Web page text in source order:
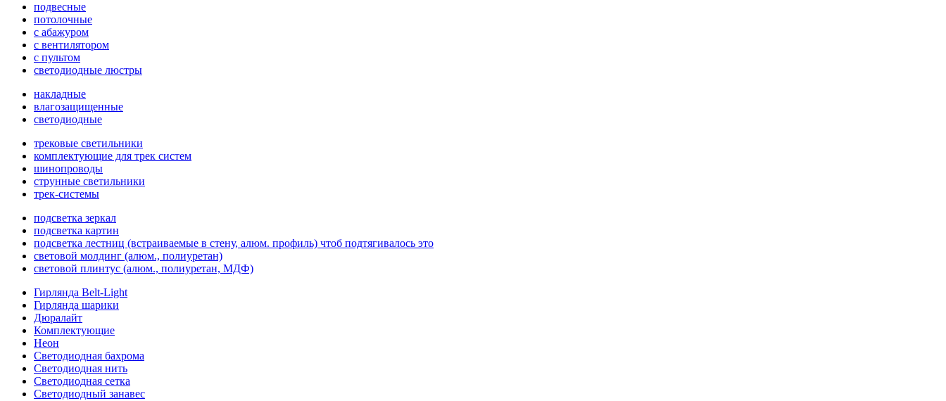
подвесные
потолочные
с абажуром
с вентилятором
с пультом
светодиодные люстры
накладные
влагозащищенные
светодиодные
трековые светильники
комплектующие для трек систем
шинопроводы
струнные светильники
трек-системы
подсветка зеркал
подсветка картин
подсветка лестниц (встраиваемые в стену, алюм. профиль) чтоб подтягивалось это
световой молдинг (алюм., полиуретан)
световой плинтус (алюм., полиуретан, МДФ)
Гирлянда Belt-Light
Гирлянда шарики
Дюралайт
Комплектующие
Неон
Светодиодная бахрома
Светодиодная нить
Светодиодная сетка
Светодиодный занавес